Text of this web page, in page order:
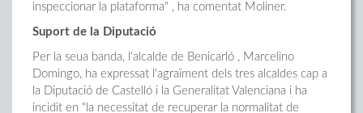
inspeccionar la plataforma" , ha comentat Moliner.
Suport de la Diputació
Per la seua banda, l'alcalde de Benicarló , Marcelino
Domingo, ha expressat l'agraïment dels tres alcaldes cap a
la Diputació de Castelló i la Generalitat Valenciana i ha
incidit en "la necessitat de recuperar la normalitat de